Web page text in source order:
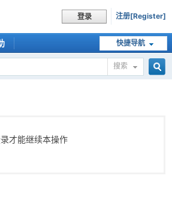
登录 注册[Register]
快捷导航
搜索
才能继续本操作